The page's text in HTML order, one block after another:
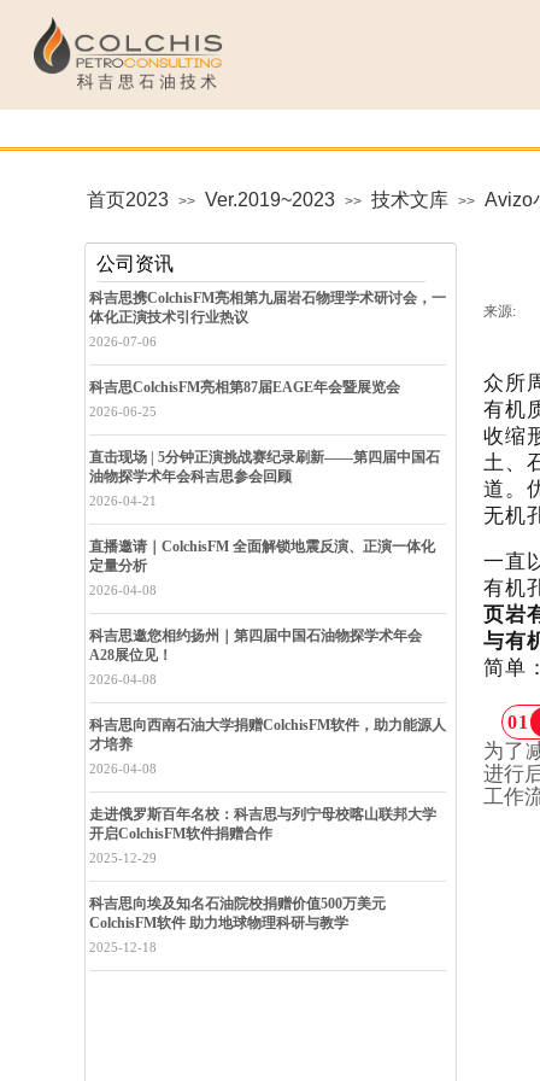
首页2023 >> Ver.2019~2023 >> 技术文库 >> Avizo
来源:
众所
有机
收缩
土、
道。
无机
一直
有机
页岩
与有
简单
01
为了
进行
工作
公司资讯
科吉思携ColchisFM亮相第九届岩石物理学术研讨会，一
体化正演技术引行业热议
2026-07-06
科吉思ColchisFM亮相第87届EAGE年会暨展览会
2026-06-25
直击现场 | 5分钟正演挑战赛纪录刷新——第四届中国石
油物探学术年会科吉思参会回顾
2026-04-21
直播邀请｜ColchisFM 全面解锁地震反演、正演一体化
定量分析
2026-04-08
科吉思邀您相约扬州｜第四届中国石油物探学术年会
A28展位见！
2026-04-08
科吉思向西南石油大学捐赠ColchisFM软件，助力能源人
才培养
2026-04-08
走进俄罗斯百年名校：科吉思与列宁母校喀山联邦大学
开启ColchisFM软件捐赠合作
2025-12-29
科吉思向埃及知名石油院校捐赠价值500万美元
ColchisFM软件 助力地球物理科研与教学
2025-12-18